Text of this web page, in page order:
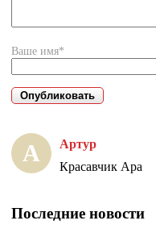
Ваше имя*
А Артур
Красавчик Ара
Последние новости